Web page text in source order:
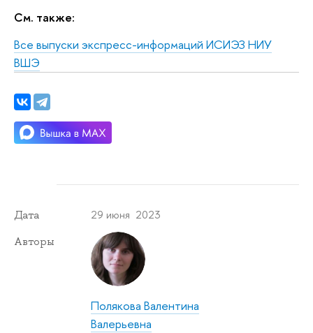
См. также:
Все выпуски экспресс-информаций ИСИЭЗ НИУ
ВШЭ
Дата 29 июня 2023
Авторы
Полякова Валентина
Валерьевна